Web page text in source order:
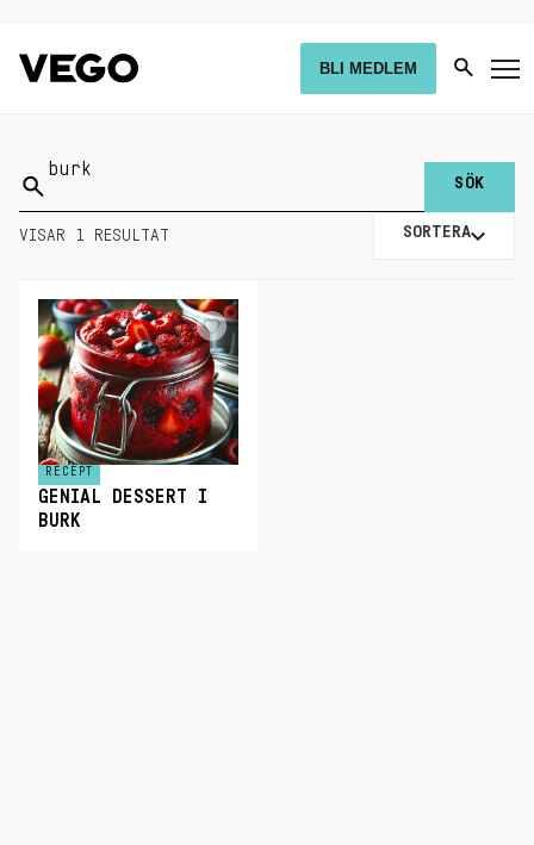
BLI MEDLEM
Sök
på:
VISAR 1 RESULTAT SORTERA
RECEPT
GENIAL DESSERT I
BURK